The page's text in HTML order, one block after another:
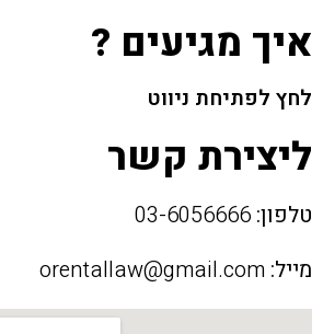
איך מגיעים ?
לחץ לפתיחת ניווט
ליצירת קשר
טלפון:
מייל: orentallaw@gmail.com